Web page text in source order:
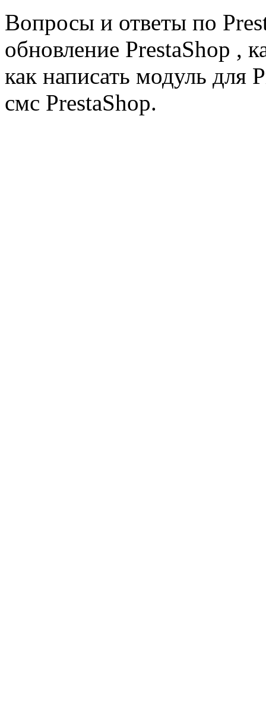
Вопросы и ответы по
обновление PrestaShop ,
как написать модуль для
смс PrestaShop.